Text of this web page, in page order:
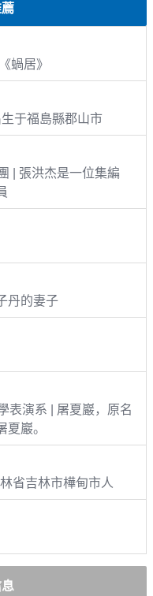
蝸居》
于福島縣郡山市
| 張洪杰是一位集編
丹的妻子
表演系 | 屠夏巖，原名
巖。
省吉林市樺甸市人